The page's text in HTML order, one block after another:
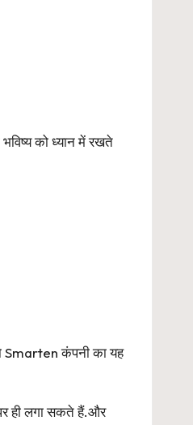
को ध्यान में रखते
Smarten कंपनी का यह
ही लगा सकते हैं.और